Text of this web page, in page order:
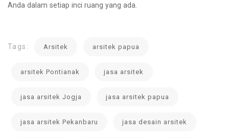
Anda dalam setiap inci ruang yang ada.
Tags: Arsitek arsitek papua
arsitek Pontianak jasa arsitek
jasa arsitek Jogja jasa arsitek papua
jasa arsitek Pekanbaru jasa desain arsitek